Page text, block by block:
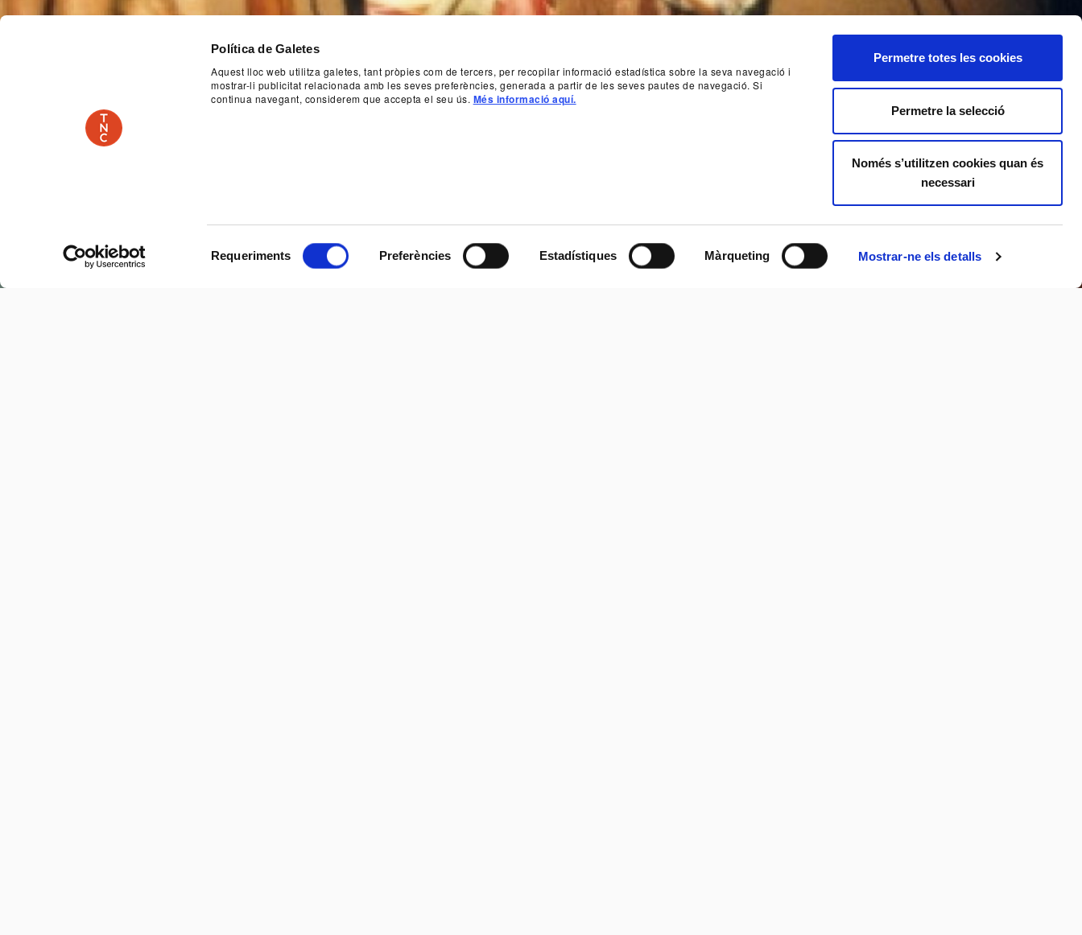
Política de Galetes
Aquest lloc web utilitza galetes, tant pròpies com de tercers, per recopilar informació estadística sobre la seva navegació i
mostrar-li publicitat relacionada amb les seves preferències, generada a partir de les seves pautes de navegació. Si
continua navegant, considerem que accepta el seu ús. Més informació aquí.
Requeriments Preferències Estadístiques Màrqueting Mostrar-ne els detalls
Permetre totes les cookies
Permetre la selecció
Només s’utilitzen cookies quan és
necessari